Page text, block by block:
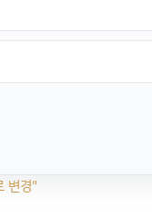
변경"